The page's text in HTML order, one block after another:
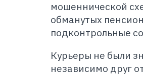
мошеннической
обманутых
подконтрольные
Курьеры не были
независимо друг